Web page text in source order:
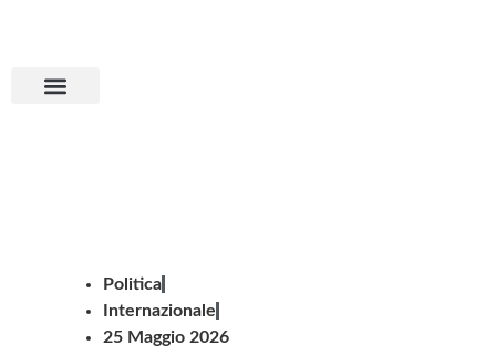
Politica
Internazionale
25 Maggio 2026